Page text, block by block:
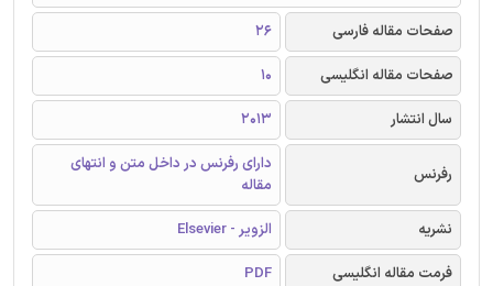
صفحات مقاله فارسی
26
صفحات مقاله انگلیسی
10
سال انتشار
2013
رفرنس
دارای رفرنس در داخل متن و انتهای
مقاله
نشریه
الزویر - Elsevier
فرمت مقاله انگلیسی
PDF